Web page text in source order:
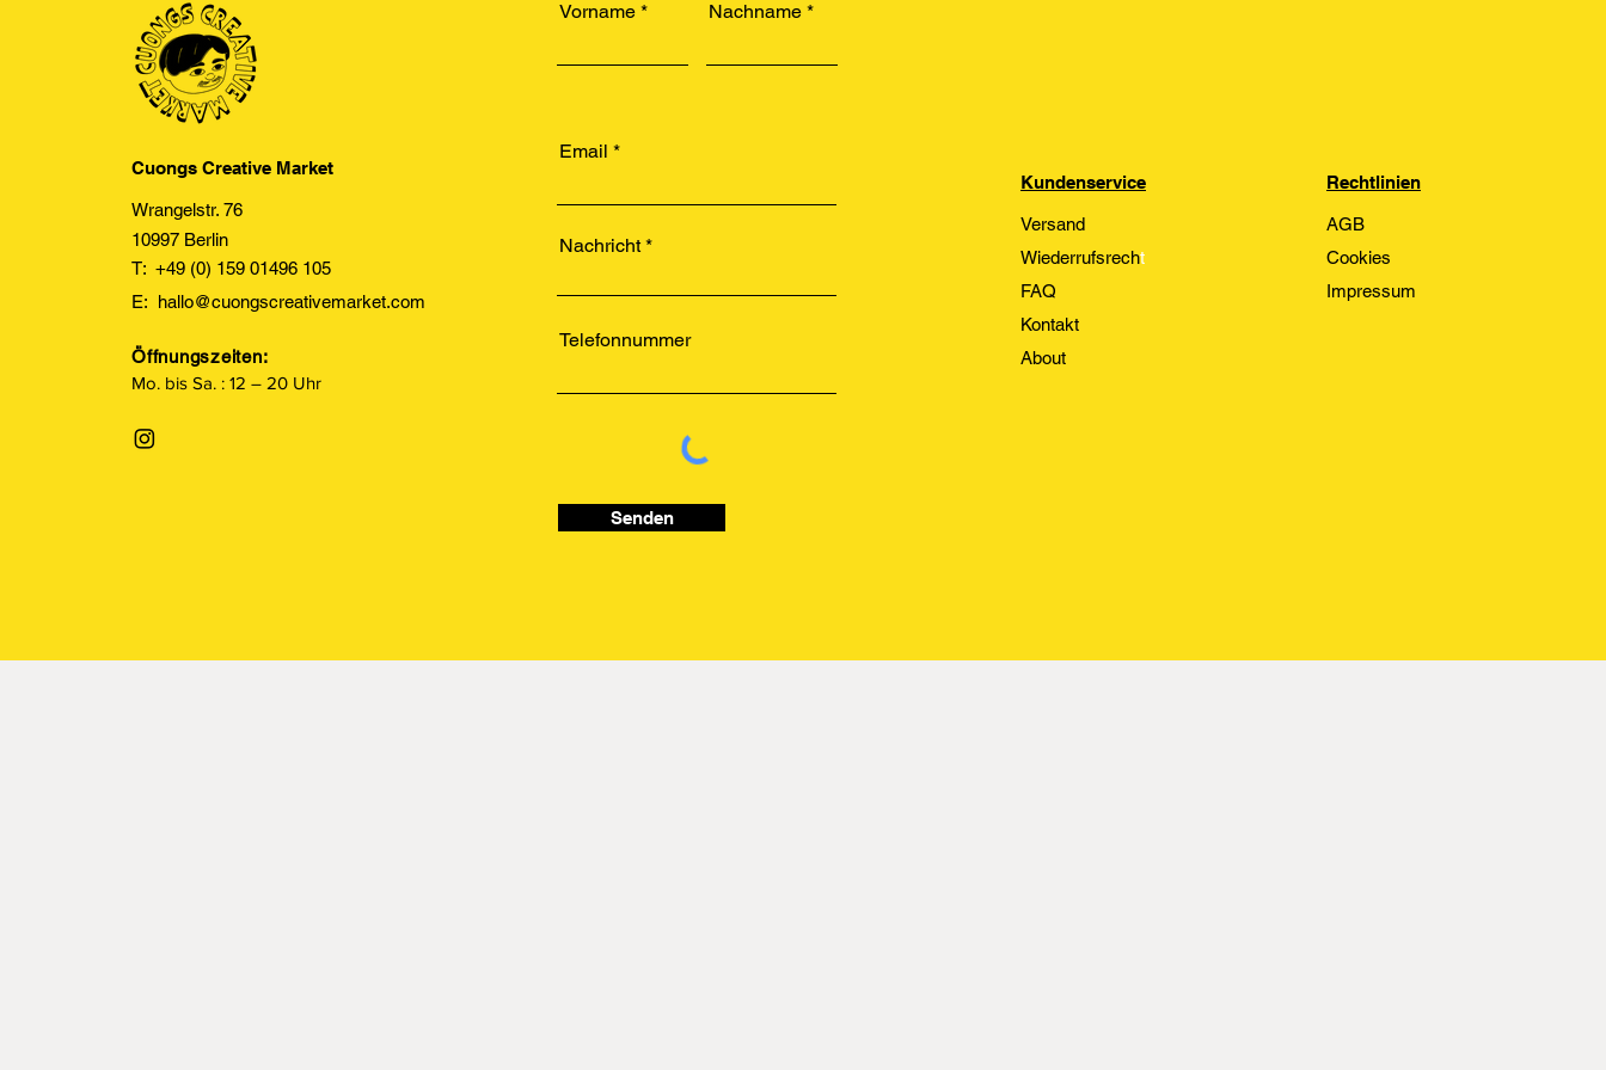
Cuongs Creative Market
Wrangelstr. 76
10997 Berlin
T: +49 (0) 159 01496 105
E: hallo@cuongscreativemarket.com
Öffnungszeiten:
Mo. bis Sa. : 12 – 20 Uhr
Vorname Nachname
Email
Nachricht
Telefonnummer
Senden
Kundenservice
Versand
Wiederrufsrecht
FAQ
Kontakt
About
Rechtlinien
AGB
Cookies
Impressum